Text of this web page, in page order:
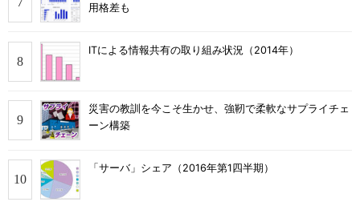
用格差も
ITによる情報共有の取り組み状況（2014年）
災害の教訓を今こそ生かせ、強靭で柔軟なサプライチェ
ーン構築
「サーバ」シェア（2016年第1四半期）